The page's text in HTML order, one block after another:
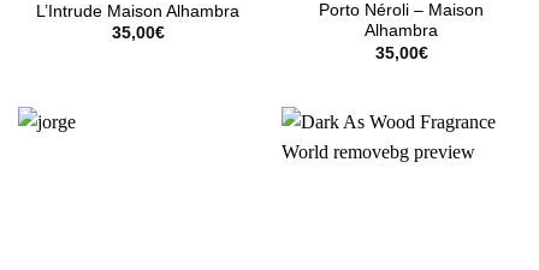
L’Intrude Maison Alhambra
35,00€
Porto Néroli – Maison
Alhambra
35,00€